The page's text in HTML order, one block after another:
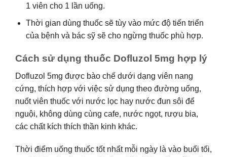
1 viên cho 1 lần uống.
Thời gian dùng thuốc sẽ tùy vào mức độ tiến triển
của bệnh và bác sỹ sẽ cho ngừng thuốc phù hợp.
Cách sử dụng thuốc Dofluzol 5mg hợp lý
Dofluzol 5mg được bào chế dưới dạng viên nang
cứng, thích hợp với việc sử dụng theo đường uống,
nuốt viên thuốc với nước lọc hay nước đun sôi để
nguội, không dùng cùng cafe, nước ngọt, rượu bia,
các chất kích thích thần kinh khác.
Thời điểm uống thuốc tốt nhất mỗi ngày là vào buổi tối,